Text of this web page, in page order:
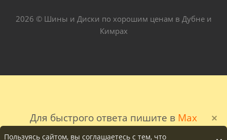
Для быстрого ответа пишите в Max
2026 © Шины и Диски по хорошим ценам в Дубне и
Кимрах
Пользуясь сайтом, вы соглашаетесь с тем, что